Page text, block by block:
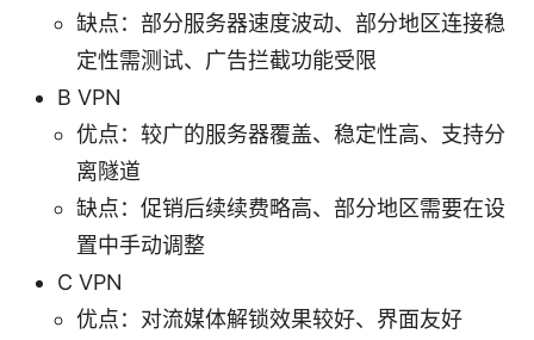
缺点：部分服务器速度波动、部分地区连接稳
定性需测试、广告拦截功能受限
B VPN
优点：较广的服务器覆盖、稳定性高、支持分
离隧道
缺点：促销后续续费略高、部分地区需要在设
置中手动调整
C VPN
优点：对流媒体解锁效果较好、界面友好